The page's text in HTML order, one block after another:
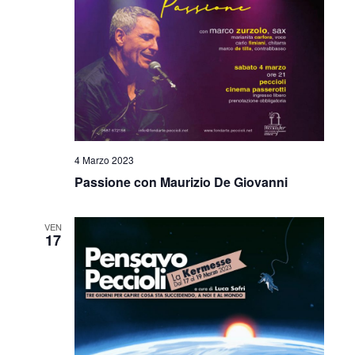
4 Marzo 2023
Passione con Maurizio De Giovanni
VEN
17